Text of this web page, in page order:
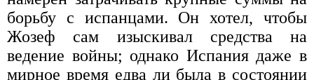
борьбу с испанцами. Он хотел, чтобы
Жозеф сам изыскивал средства на
ведение войны; однако Испания даже в
мирное время едва ли была в состоянии